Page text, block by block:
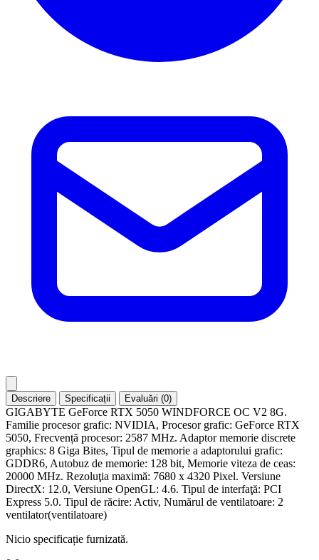
Descriere Specificații Evaluări (0)
GIGABYTE GeForce RTX 5050 WINDFORCE OC V2 8G.
Familie procesor grafic: NVIDIA, Procesor grafic: GeForce RTX
5050, Frecvență procesor: 2587 MHz. Adaptor memorie discrete
graphics: 8 Giga Bites, Tipul de memorie a adaptorului grafic:
GDDR6, Autobuz de memorie: 128 bit, Memorie viteza de ceas:
20000 MHz. Rezoluţia maximă: 7680 x 4320 Pixel. Versiune
DirectX: 12.0, Versiune OpenGL: 4.6. Tipul de interfaţă: PCI
Express 5.0. Tipul de răcire: Activ, Numărul de ventilatoare: 2
ventilator(ventilatoare)
Nicio specificație furnizată.